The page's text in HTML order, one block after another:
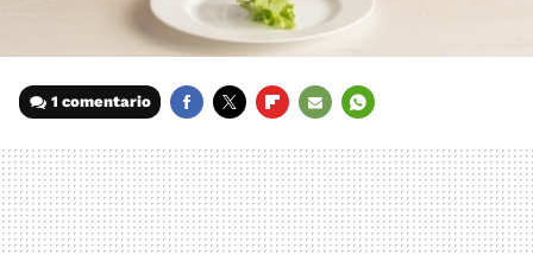
1 comentario
MAIL